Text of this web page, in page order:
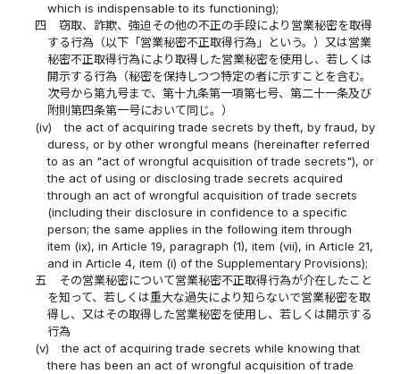
which is indispensable to its functioning);
四
窃取、詐欺、強迫その他の不正の手段により営業秘密を取得
する行為（以下「営業秘密不正取得行為」という。）又は営業
秘密不正取得行為により取得した営業秘密を使用し、若しくは
開示する行為（秘密を保持しつつ特定の者に示すことを含む。
次号から第九号まで、第十九条第一項第七号、第二十一条及び
附則第四条第一号において同じ。）
(iv)
the act of acquiring trade secrets by theft, by fraud, by
duress, or by other wrongful means (hereinafter referred
to as an "act of wrongful acquisition of trade secrets"), or
the act of using or disclosing trade secrets acquired
through an act of wrongful acquisition of trade secrets
(including their disclosure in confidence to a specific
person; the same applies in the following item through
item (ix), in Article 19, paragraph (1), item (vii), in Article 21,
and in Article 4, item (i) of the Supplementary Provisions);
五
その営業秘密について営業秘密不正取得行為が介在したこと
を知って、若しくは重大な過失により知らないで営業秘密を取
得し、又はその取得した営業秘密を使用し、若しくは開示する
行為
(v)
the act of acquiring trade secrets while knowing that
there has been an act of wrongful acquisition of trade